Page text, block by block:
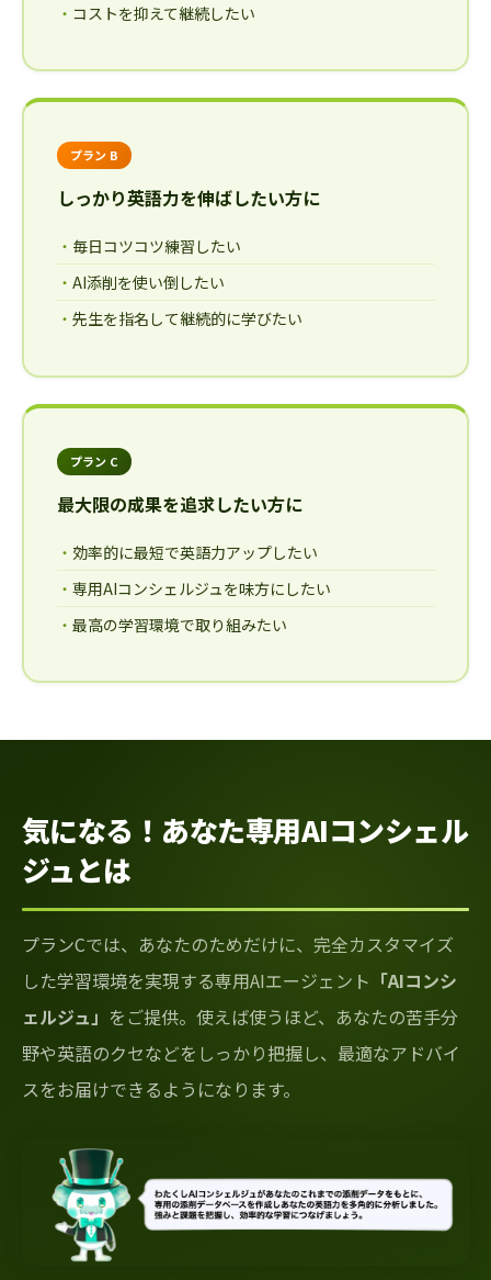
コストを抑えて継続したい
プラン B
しっかり英語力を伸ばしたい方に
毎日コツコツ練習したい
AI添削を使い倒したい
先生を指名して継続的に学びたい
プラン C
最大限の成果を追求したい方に
効率的に最短で英語力アップしたい
専用AIコンシェルジュを味方にしたい
最高の学習環境で取り組みたい
気になる！あなた専用AIコンシェル
ジュとは
プランCでは、あなたのためだけに、完全カスタマイズ
した学習環境を実現する専用AIエージェント 「AIコンシ
ェルジュ」 をご提供。使えば使うほど、あなたの苦手分
野や英語のクセなどをしっかり把握し、最適なアドバイ
スをお届けできるようになります。